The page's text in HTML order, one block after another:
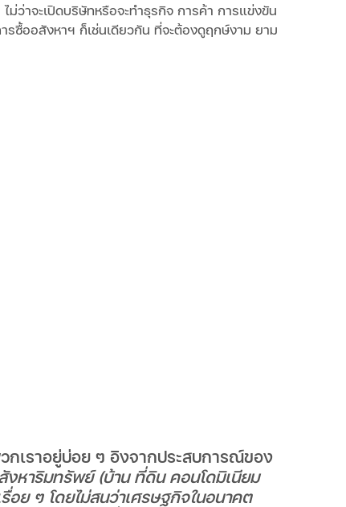
ม่ว่าจะเปิดบริษัทหรือจะทำธุรกิจ การค้า การแข่งขัน
รซื้ออสังหาฯ ก็เช่นเดียวกัน ที่จะต้องดูฤกษ์งาม ยาม
เราอยู่บ่อย ๆ อิงจากประสบการณ์ของ
งหาริมทรัพย์ (บ้าน ที่ดิน คอนโดมิเนียม
ย ๆ โดยไม่สนว่าเศรษฐกิจในอนาคต